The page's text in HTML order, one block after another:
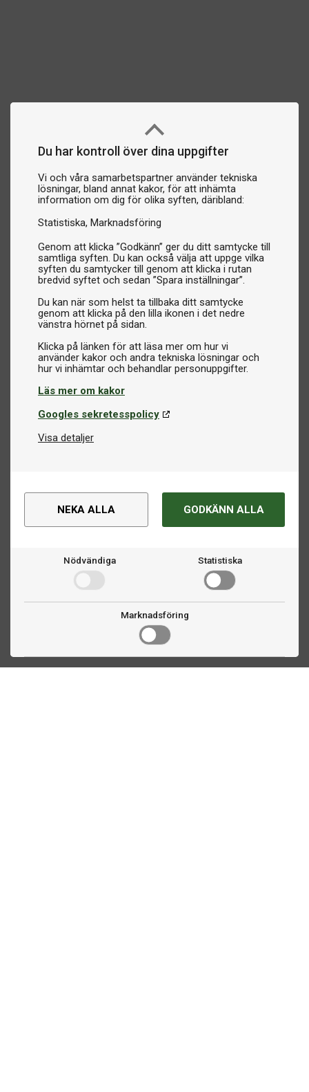
Du har kontroll över dina uppgifter
Vi och våra samarbetspartner använder tekniska
lösningar, bland annat kakor, för att inhämta
information om dig för olika syften, däribland:
Statistiska Marknadsföring
Genom att klicka ”Godkänn” ger du ditt samtycke till
samtliga syften. Du kan också välja att uppge vilka
syften du samtycker till genom att klicka i rutan
bredvid syftet och sedan ”Spara inställningar”.
Du kan när som helst ta tillbaka ditt samtycke
genom att klicka på den lilla ikonen i det nedre
vänstra hörnet på sidan.
Klicka på länken för att läsa mer om hur vi
använder kakor och andra tekniska lösningar och
Läs mer om kakor
Googles sekretesspolicy
Visa detaljer
NEKA ALLA GODKÄNN ALLA
Nödvändiga Statistiska
Marknadsföring